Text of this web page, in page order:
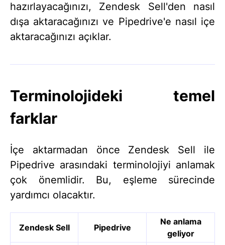
hazırlayacağınızı, Zendesk Sell'den nasıl
dışa aktaracağınızı ve Pipedrive'e nasıl içe
aktaracağınızı açıklar.
Terminolojideki temel
farklar
İçe aktarmadan önce Zendesk Sell ile
Pipedrive arasındaki terminolojiyi anlamak
çok önemlidir. Bu, eşleme sürecinde
yardımcı olacaktır.
Zendesk Sell Pipedrive
Ne anlama
geliyor